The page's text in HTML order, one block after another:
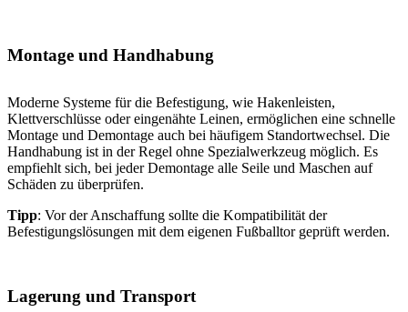
Montage und Handhabung
Moderne Systeme für die Befestigung, wie Hakenleisten,
Klettverschlüsse oder eingenähte Leinen, ermöglichen eine schnelle
Montage und Demontage auch bei häufigem Standortwechsel. Die
Handhabung ist in der Regel ohne Spezialwerkzeug möglich. Es
empfiehlt sich, bei jeder Demontage alle Seile und Maschen auf
Schäden zu überprüfen.
Tipp: Vor der Anschaffung sollte die Kompatibilität der
Befestigungslösungen mit dem eigenen Fußballtor geprüft werden.
Lagerung und Transport